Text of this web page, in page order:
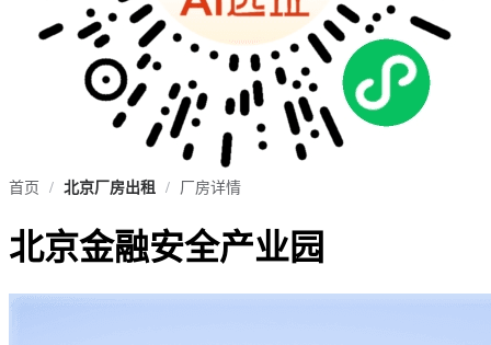
首页 / 北京厂房出租 / 厂房详情
北京金融安全产业园